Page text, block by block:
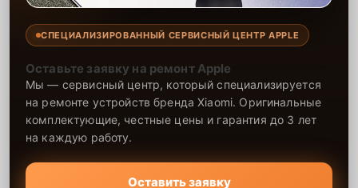
гарантию на все выполненные работы и использованные
запчасти сроком до 2-3 лет, что подтверждает качество и
быстро и с гарантией долговечности. Мы стремимся предоставить
клиентам лучший сервис, делая ремонт максимально удобным и
качественным.
СПЕЦИАЛИЗИРОВАННЫЙ СЕРВИСНЫЙ ЦЕНТР APPLE
Оставьте заявку на ремонт Apple
Мы — сервисный центр, который специализируется
на ремонте устройств бренда Xiaomi. Оригинальные
комплектующие, честные цены и гарантия до 3 лет
на каждую работу.
Оставить заявку